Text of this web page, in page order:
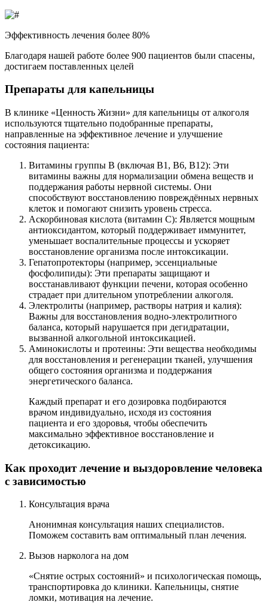
Эффективность лечения более 80%
Благодаря нашей работе более 900 пациентов были спасены,
достигаем поставленных целей
Препараты для капельницы
В клинике «Ценность Жизни» для капельницы от алкоголя
используются тщательно подобранные препараты,
направленные на эффективное лечение и улучшение
состояния пациента:
Витамины группы B (включая B1, B6, B12): Эти
витамины важны для нормализации обмена веществ и
поддержания работы нервной системы. Они
способствуют восстановлению повреждённых нервных
клеток и помогают снизить уровень стресса.
Аскорбиновая кислота (витамин C): Является мощным
антиоксидантом, который поддерживает иммунитет,
уменьшает воспалительные процессы и ускоряет
восстановление организма после интоксикации.
Гепатопротекторы (например, эссенциальные
фосфолипиды): Эти препараты защищают и
восстанавливают функции печени, которая особенно
страдает при длительном употреблении алкоголя.
Электролиты (например, растворы натрия и калия):
Важны для восстановления водно-электролитного
баланса, который нарушается при дегидратации,
вызванной алкогольной интоксикацией.
Аминокислоты и протеины: Эти вещества необходимы
для восстановления и регенерации тканей, улучшения
общего состояния организма и поддержания
энергетического баланса.
Каждый препарат и его дозировка подбираются
врачом индивидуально, исходя из состояния
пациента и его здоровья, чтобы обеспечить
максимально эффективное восстановление и
детоксикацию.
Как проходит лечение и выздоровление человека
с зависимостью
Консультация врача
Анонимная консультация наших специалистов.
Поможем составить вам оптимальный план лечения.
Вызов нарколога на дом
«Снятие острых состояний» и психологическая помощь,
транспортировка до клиники. Капельницы, снятие
ломки, мотивация на лечение.